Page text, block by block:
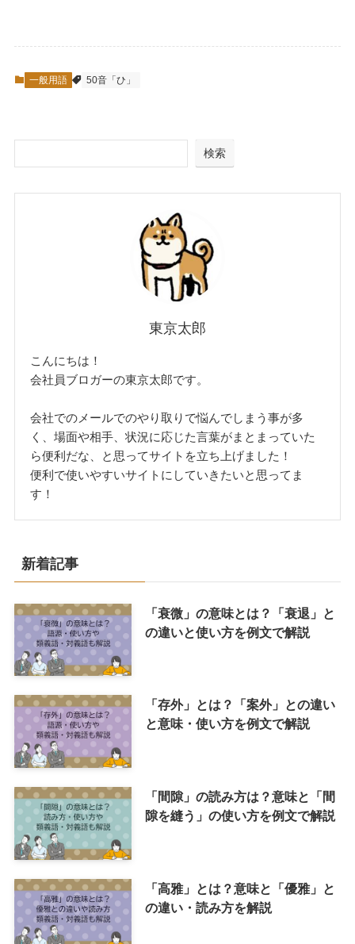
一般用語 50音「ひ」
検索
東京太郎
こんにちは！
会社員ブロガーの東京太郎です。
会社でのメールでのやり取りで悩んでしまう事が多
く、場面や相手、状況に応じた言葉がまとまっていた
ら便利だな、と思ってサイトを立ち上げました！
便利で使いやすいサイトにしていきたいと思ってま
す！
新着記事
「衰微」の意味とは？「衰退」と
の違いと使い方を例文で解説
「存外」とは？「案外」との違い
と意味・使い方を例文で解説
「間隙」の読み方は？意味と「間
隙を縫う」の使い方を例文で解説
「高雅」とは？意味と「優雅」と
の違い・読み方を解説